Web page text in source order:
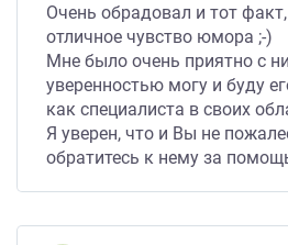
Очень обрадовал и тот
отличное чувство юмора ;-)
Мне было очень приятно с
уверенностью могу и буду
как специалиста в своих
Я уверен, что и Вы не
обратитесь к нему за